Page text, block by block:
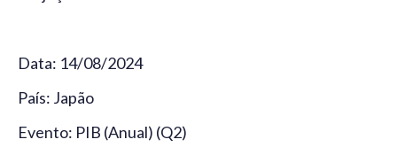
Data: 14/08/2024
País: Japão
Evento: PIB (Anual) (Q2)